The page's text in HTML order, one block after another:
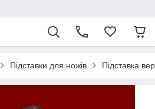
Підставки для ножів Підставка